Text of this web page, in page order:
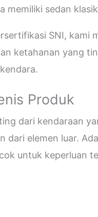
memiliki sedan
SNI, kami
ketahanan yang
Produk
dari kendaraan
dari elemen luar.
untuk keperluan